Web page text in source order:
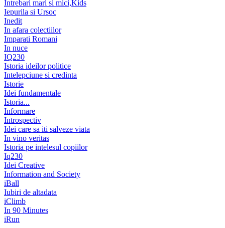
Intrebari mari si mici,Kids
Iepurila si Ursoc
Inedit
In afara colectiilor
Imparati Romani
In nuce
IQ230
Istoria ideilor politice
Intelepciune si credinta
Istorie
Idei fundamentale
Istoria...
Informare
Introspectiv
Idei care sa iti salveze viata
In vino veritas
Istoria pe intelesul copiilor
Iq230
Idei Creative
Information and Society
iBall
Iubiri de altadata
iClimb
In 90 Minutes
iRun